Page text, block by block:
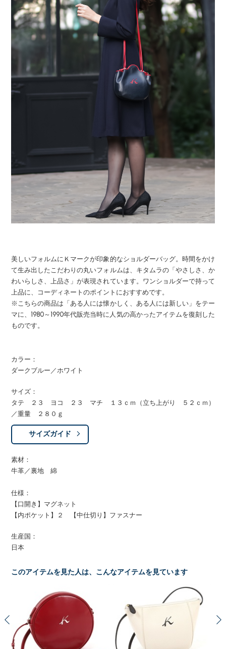
美しいフォルムにＫマークが印象的なショルダーバッグ。時間をかけ
て生み出したこだわりの丸いフォルムは、キタムラの「やさしさ、か
わいらしさ、上品さ」が表現されています。ワンショルダーで持って
上品に、コーディネートのポイントにおすすめです。
※こちらの商品は「ある人には懐かしく、ある人には新しい」をテー
マに、1980～1990年代販売当時に人気の高かったアイテムを復刻した
ものです。
カラー：
ダークブルー／ホワイト
サイズ：
タテ ２３ ヨコ ２３ マチ １３ｃｍ（立ち上がり ５２ｃｍ）
／重量 ２８０ｇ
サイズガイド
素材：
牛革／裏地 綿
仕様：
【口開き】マグネット
【内ポケット】２ 【中仕切り】ファスナー
生産国：
日本
このアイテムを見た人は、こんなアイテムを見ています